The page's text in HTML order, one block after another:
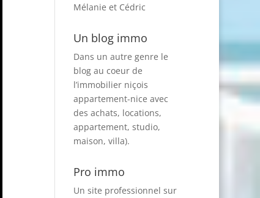
Mélanie et Cédric
Un blog immo
Dans un autre genre le
blog au coeur de
l’immobilier niçois
appartement-nice avec
des achats, locations,
appartement, studio,
maison, villa).
Pro immo
Un site professionnel sur